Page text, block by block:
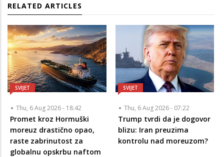
RELATED ARTICLES
SVIJET
Thu, 6 Aug 2026 - 18:42
Promet kroz Hormuški
moreuz drastično opao,
raste zabrinutost za
globalnu opskrbu naftom
SVIJET
Thu, 6 Aug 2026 - 07:22
Trump tvrdi da je dogovor
blizu: Iran preuzima
kontrolu nad moreuzom?